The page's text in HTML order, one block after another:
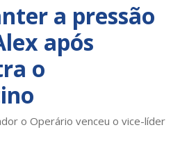
a pressão
após
o
o Operário venceu o vice-líder